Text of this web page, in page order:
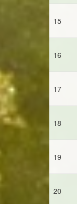
15
16
17
18
19
20